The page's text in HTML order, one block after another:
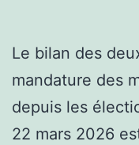
Le bilan des
mandature des
depuis les
22 mars 2026